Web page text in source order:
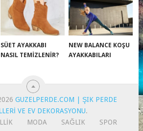
SÜET AYAKKABI
NASIL TEMIZLENIR?
NEW BALANCE KOŞU
AYAKKABILARI
GUZELPERDE.COM | ŞIK PERDE
VE EV DEKORASYONU.
MODA SAĞLIK
SPOR